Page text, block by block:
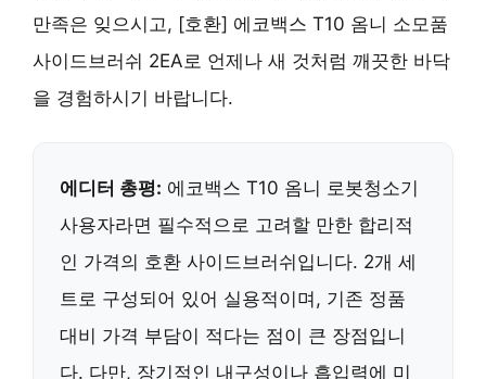
만족은 잊으시고, [호환] 에코백스 T10 옴니 소모품
사이드브러쉬 2EA로 언제나 새 것처럼 깨끗한 바닥
을 경험하시기 바랍니다.
에디터 총평: 에코백스 T10 옴니 로봇청소기
사용자라면 필수적으로 고려할 만한 합리적
인 가격의 호환 사이드브러쉬입니다. 2개 세
트로 구성되어 있어 실용적이며, 기존 정품
대비 가격 부담이 적다는 점이 큰 장점입니
다. 다만, 장기적인 내구성이나 흡입력에 미